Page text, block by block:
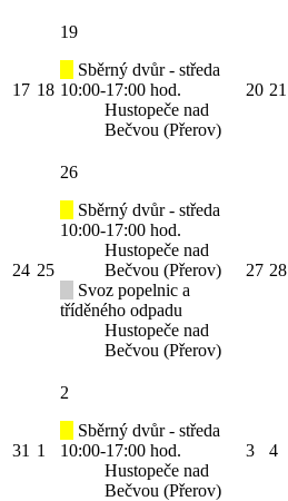
17 18
19
Sběrný dvůr - středa
10:00-17:00 hod.
Hustopeče nad
Bečvou (Přerov)
20 21
24 25
26
Sběrný dvůr - středa
10:00-17:00 hod.
Hustopeče nad
Bečvou (Přerov)
Svoz popelnic a
tříděného odpadu
Hustopeče nad
Bečvou (Přerov)
27 28
31 1
2
Sběrný dvůr - středa
10:00-17:00 hod.
Hustopeče nad
Bečvou (Přerov)
3 4